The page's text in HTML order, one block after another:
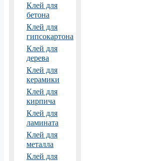
Клей для
бетона
Клей для
гипсокартона
Клей для
дерева
Клей для
керамики
Клей для
кирпича
Клей для
ламината
Клей для
металла
Клей для